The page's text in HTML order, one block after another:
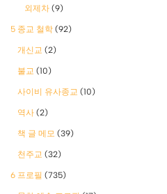
외제차 (9)
5 종교 철학 (92)
개신교 (2)
불교 (10)
사이비 유사종교 (10)
역사 (2)
책 글 메모 (39)
천주교 (32)
6 프로필 (735)